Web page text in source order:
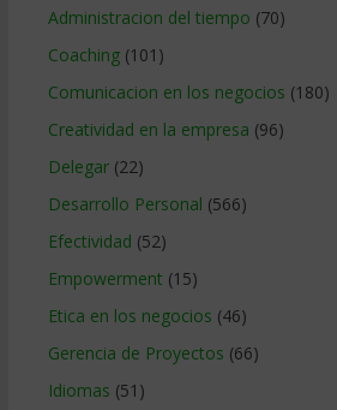
Administracion del tiempo (70)
Coaching(101)
Comunicacion en los negocios (180)
Creatividad en la empresa (96)
Delegar(22)
Desarrollo Personal (566)
Efectividad (52)
Empowerment (15)
Etica en los negocios (46)
Gerencia de Proyectos (66)
Idiomas (51)